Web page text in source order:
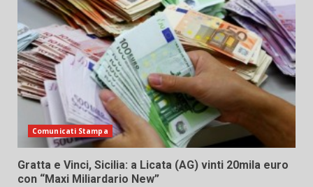
Comunicati Stampa
Gratta e Vinci, Sicilia: a Licata (AG) vinti 20mila euro
con “Maxi Miliardario New”